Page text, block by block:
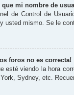
mi nombre de
de Control de
usted mismo. Se le
foros no es correcta!
esté viendo la hora
Sydney, etc.